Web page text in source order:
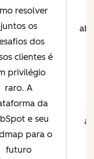
resolver
juntos os
dos
clientes é
privilégio
raro. A
da
e seu
para o
futuro